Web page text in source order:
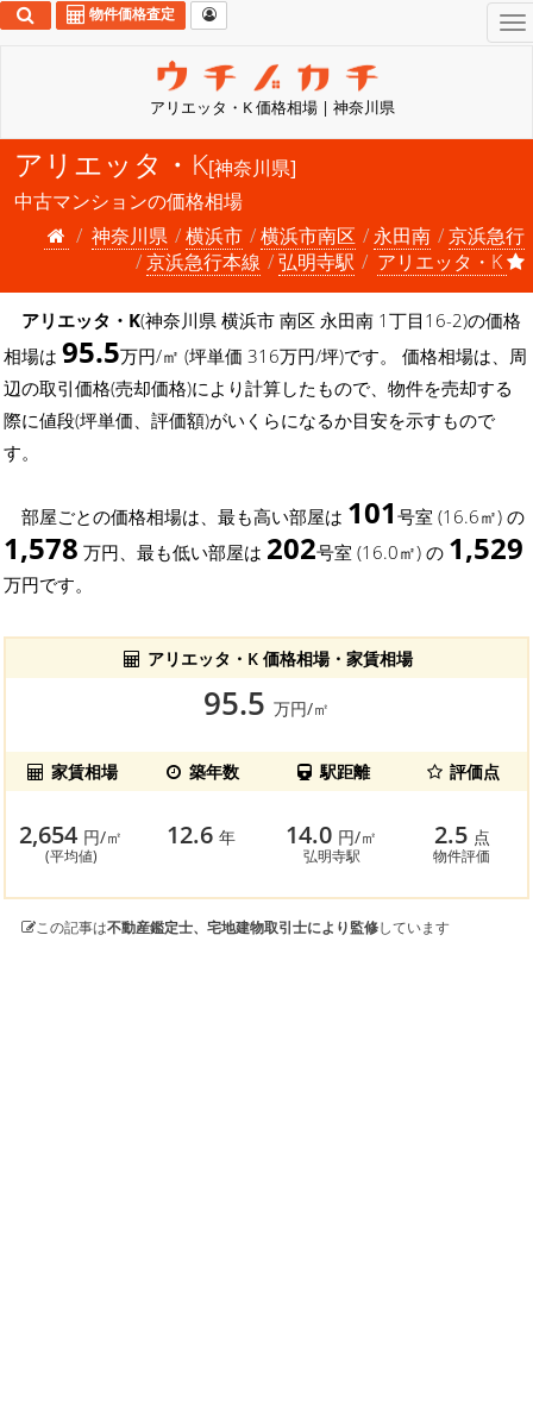
アリエッタ・K 価格相場 | 神奈川県
物件価格査定
アリエッタ・K[神奈川県]
中古マンションの価格相場
神奈川県
横浜市 横浜市南区 永田南
京浜急行
京浜急行本線
弘明寺駅 アリエッタ・K
アリエッタ・K(神奈川県 横浜市 南区 永田南 1丁目16-2)の価格
相場は 95.5万円/㎡ (坪単価 316万円/坪)です。 価格相場は、周
辺の取引価格(売却価格)により計算したもので、物件を売却する
際に値段(坪単価、評価額)がいくらになるか目安を示すもので
す。
部屋ごとの価格相場は、最も高い部屋は 101 号室 (16.6㎡) の
1,578 万円、最も低い部屋は 202号室 (16.0㎡) の 1,529
万円です。
アリエッタ・K 価格相場・家賃相場
95.5 万円/㎡
家賃相場 築年数 駅距離 評価点
2,654 円/㎡
(平均値)
12.6年 14.0 円/㎡
弘明寺駅
2.5 点
物件評価
この記事は不動産鑑定士、宅地建物取引士により監修しています